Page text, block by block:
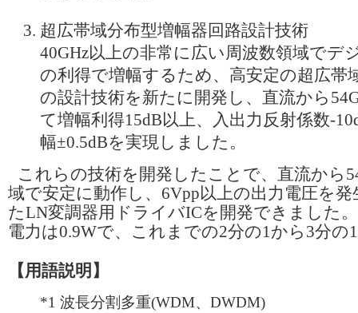
超広帯域分布型増幅器回路設計技術
40GHz以上の非常に広い周波数領域でデ
の利得で増幅するため、高安定の超広帯
の設計技術を新たに開発し、直流から
て増幅利得15dB以上、入出力反射係数-
幅±0.5dBを実現しました。
これらの技術を開発したことで、直流から
域で安定に動作し、6Vpp以上の出力電圧を
たLN変調器用ドライバICを開発できました
電力は0.9Wで、これまでの2分の1から3分の
【用語説明】
*1 波長分割多重(WDM、DWDM)